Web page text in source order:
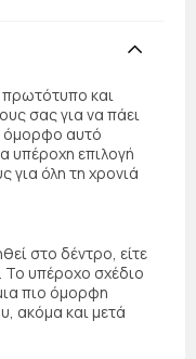
πρωτότυπο και
σας για να πάει
όμορφο αυτό
υπέροχη επιλογή
για όλη τη χρονιά
στο δέντρο, είτε
Το υπέροχο σχέδιο
πιο όμορφη
ακόμα και μετά